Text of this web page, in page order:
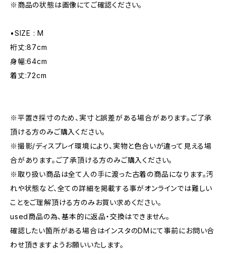
※商品の状態は画像にてご確認ください。
•SIZE : M
裄丈:87cm
身幅:64cm
着丈:72cm
※平置き採寸のため、実寸と誤差がある場合があります。ご了承
頂ける方のみご購入ください。
※撮影/ディスプレイ環境により、実物と色合いが違って見える場
合があります。ご了承頂ける方のみご購入ください。
※取り扱い商品は全て人の手に渡った古着の商品になります。汚
れや状態など、全ての詳細を掲載する事がオンラインでは難しい
ことをご理解頂ける方のみお買い求めください。
used商品の為、基本的に返品・交換はできません。
確認したい箇所がある場合はインスタのDMにて事前にお問い合
わせ頂きますようお願いいたします。